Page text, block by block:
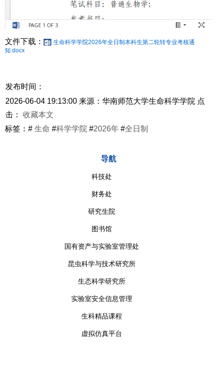
文件下载：
生命科学学院2026年全日制本科生第二轮转专业考核通
知.docx
发布时间：
2026-06-04 19:13:00 来源：华南师范大学生命科学学院 点
击：
收藏本文
标签：# 生命 #科学学院 #2026年 #全日制
导航
科技处
财务处
研究生院
图书馆
国有资产与实验室管理处
昆虫科学与技术研究所
生态科学研究所
实验室安全信息管理
生科精品课程
虚拟仿真平台